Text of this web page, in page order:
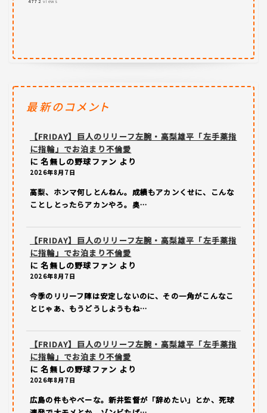
最新のコメント
【FRIDAY】巨人のリリーフ左腕・高梨雄平「左手薬指
に指輪」でお泊まり不倫愛
に名無しの野球ファン より
2026年8月7日
高梨、ホンマ何しとんねん。成績もアカンくせに、こんな
ことしとったらアカンやろ。奥…
【FRIDAY】巨人のリリーフ左腕・高梨雄平「左手薬指
に指輪」でお泊まり不倫愛
に名無しの野球ファン より
2026年8月7日
今季のリリーフ陣は安定しないのに、その一角がこんなこ
とじゃあ、もうどうしようもね…
【FRIDAY】巨人のリリーフ左腕・高梨雄平「左手薬指
に指輪」でお泊まり不倫愛
に名無しの野球ファン より
2026年8月7日
広島の件もやべーな。新井監督が「辞めたい」とか、死球